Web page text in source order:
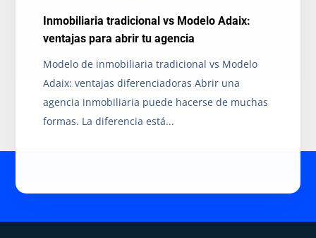
Inmobiliaria tradicional vs Modelo Adaix:
ventajas para abrir tu agencia
Modelo de inmobiliaria tradicional vs Modelo
Adaix: ventajas diferenciadoras Abrir una
agencia inmobiliaria puede hacerse de muchas
formas. La diferencia está...